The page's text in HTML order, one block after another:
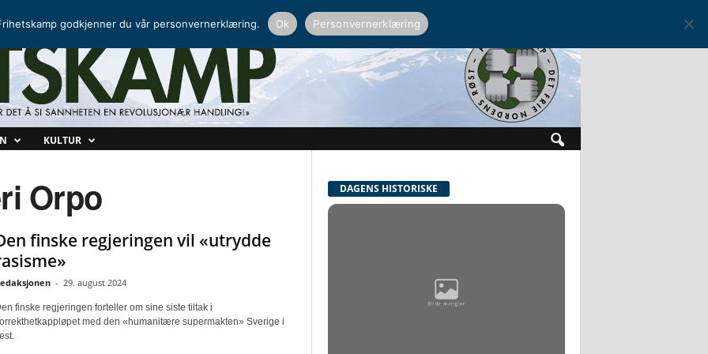
KULTUR
Orpo
finske regjeringen vil «utrydde
- 29. august 2024
finske regjeringen forteller om sine siste tiltak i
med den «humanitære supermakten» Sverige i
DAGENS HISTORISKE
godkjenner du vår personvernerklæring. Ok Personvernerklæring